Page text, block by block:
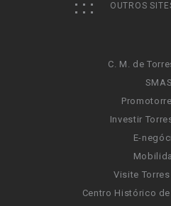
OUTROS
C. M. de
SMAS
Investir
E-
Visite
Centro Histórico